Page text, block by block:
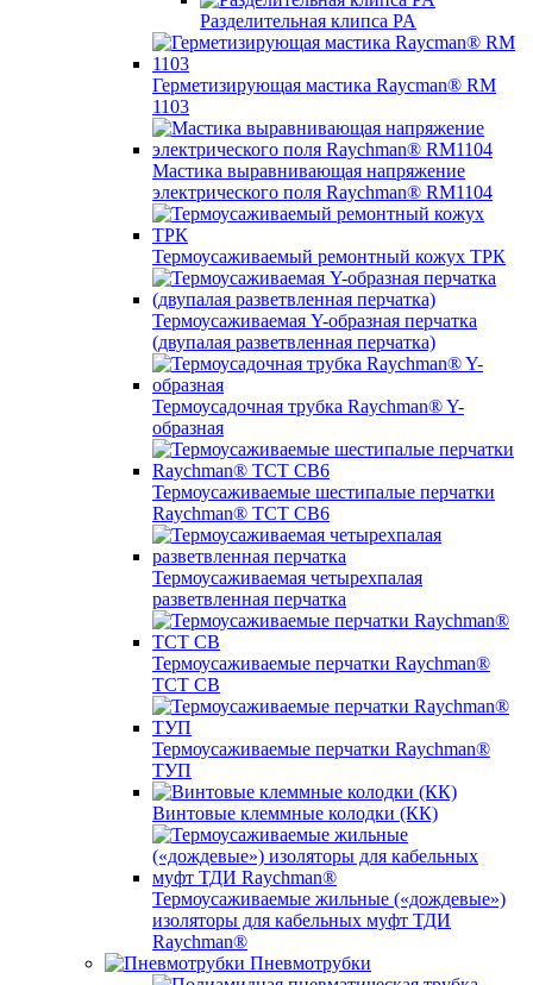
Разделительная клипса PA
Герметизирующая мастика Raycman® RM
1103
Мастика выравнивающая напряжение
электрического поля Raychman® RM1104
Термоусаживаемый ремонтный кожух ТРК
Термоусаживаемая Y-образная перчатка
(двупалая разветвленная перчатка)
Термоусадочная трубка Raychman® Y-
образная
Термоусаживаемые шестипалые перчатки
Raychman® ТСТ СВ6
Термоусаживаемая четырехпалая
разветвленная перчатка
Термоусаживаемые перчатки Raychman®
TCT CB
Термоусаживаемые перчатки Raychman®
ТУП
Винтовые клеммные колодки (КК)
Термоусаживаемые жильные («дождевые»)
изоляторы для кабельных муфт ТДИ
Raychman®
Пневмотрубки